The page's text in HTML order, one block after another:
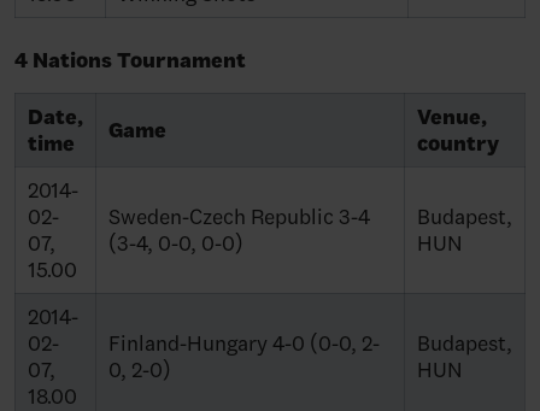
4 Nations Tournament
Date,
time
Game
Venue,
country
2014-
02-
07,
15.00
Sweden-Czech Republic 3-4
(3-4, 0-0, 0-0)
Budapest,
HUN
2014-
02-
07,
18.00
Finland-Hungary 4-0 (0-0, 2-
0, 2-0)
Budapest,
HUN